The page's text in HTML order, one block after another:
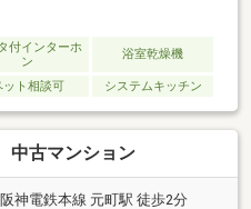
付インターホ
ン
浴室乾燥機
ット相談可 システムキッチン
古マンション
阪神電鉄本線 元町駅 徒歩2分